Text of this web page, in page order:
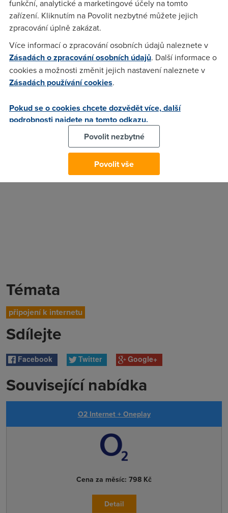
informace, které jsou potřeba ke spuštění Wi-Fi, včetně
nákladů na výstavbu a provoz. Provoz sítě by měl na starosti
DPP v současné době jedná s mobilními operátory ohledně
rozšíření mobilního signálu do dalších částí metra. Nyní je
signál pro volání pouze na trase A z Dejvic do Motola.
Autor:Redakce DSL.cz
Témata
připojení k internetu
Sdílejte
Facebook Twitter Google+
Související nabídka
O2 Internet + Oneplay
Cena za měsíc: 798 Kč
Detail
funkční, analytické a marketingové účely na tomto
zařízení. Kliknutím na Povolit nezbytné můžete jejich
zpracování úplně zakázat.
Více informací o zpracování osobních údajů naleznete v
Zásadách o zpracování osobních údajů. Další informace o
cookies a možnosti změnit jejich nastavení naleznete v
Zásadách používání cookies.
Pokud se o cookies chcete dozvědět více, další
podrobnosti najdete na tomto odkazu.
Povolit nezbytné
Povolit vše